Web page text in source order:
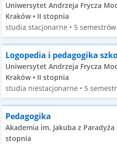
Uniwersytet Andrzeja Frycza
Kraków • II stopnia
studia stacjonarne • 5 semestrów
Logopedia i pedagogika
Uniwersytet Andrzeja Frycza
Kraków • II stopnia
studia niestacjonarne • 5
Pedagogika
Akademia im. Jakuba z
stopnia